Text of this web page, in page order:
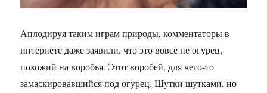
Аплодируя таким играм природы, комментаторы в
интернете даже заявили, что это вовсе не огурец,
похожий на воробья. Этот воробей, для чего-то
замаскировавшийся под огурец. Шутки шутками, но